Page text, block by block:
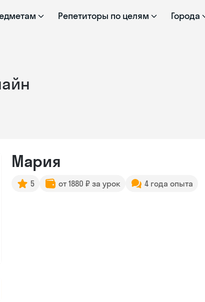
Репетиторы по целям Города
Мария
5 от 1880 ₽ за урок 4 года опыта